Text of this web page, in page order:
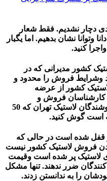
دچار نشدیم. فقط شعار
وتوانا نشان بدهیم. اما یگبار
کنید.
کشور مدیرانی که در
وشرایط فروش را محدود و
کشور از عرضه
کارشناسان فروش و
محمدرضا آل سارا رییس اتحادیه فروشندگان لاستیک تهران که 50
است گوش کنید.
شده است در حالی که
فروش لاستیک کشور نیست
لاستیک پر شده است وقیمت
ضرر ندهند. تنها مشکل
را به ندانستن زدند.